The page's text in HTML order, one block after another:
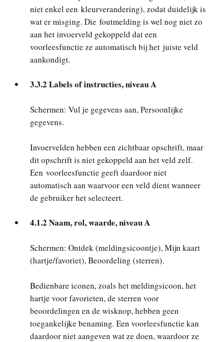
niet enkel een kleurverandering), zodat duidelijk is
wat er misging. Die foutmelding is wel nog niet zo
aan het invoerveld gekoppeld dat een
voorleesfunctie ze automatisch bij het juiste veld
aankondigt.
3.3.2 Labels of instructies, niveau A
Schermen: Vul je gegevens aan, Persoonlijke
gegevens.
Invoervelden hebben een zichtbaar opschrift, maar
dit opschrift is niet gekoppeld aan het veld zelf.
Een voorleesfunctie geeft daardoor niet
automatisch aan waarvoor een veld dient wanneer
de gebruiker het selecteert.
4.1.2 Naam, rol, waarde, niveau A
Schermen: Ontdek (meldingsicoontje), Mijn kaart
(hartje/favoriet), Beoordeling (sterren).
Bedienbare iconen, zoals het meldingsicoon, het
hartje voor favorieten, de sterren voor
beoordelingen en de wisknop, hebben geen
toegankelijke benaming. Een voorleesfunctie kan
daardoor niet aangeven wat ze doen, waardoor ze